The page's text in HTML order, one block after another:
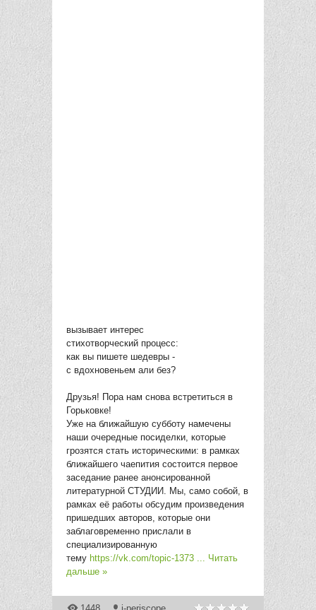
вызывает интерес
стихотворческий процесс:
как вы пишете шедевры -
с вдохновеньем али без?
Друзья! Пора нам снова встретиться в
Горьковке!
Уже на ближайшую субботу намечены
наши очередные посиделки, которые
грозятся стать историческими: в рамках
ближайшего чаепития состоится первое
заседание ранее анонсированной
литературной СТУДИИ. Мы, само собой, в
рамках её работы обсудим произведения
пришедших авторов, которые они
заблаговременно прислали в
специализированную
тему https://vk.com/topic-1373 ... Читать
дальше »